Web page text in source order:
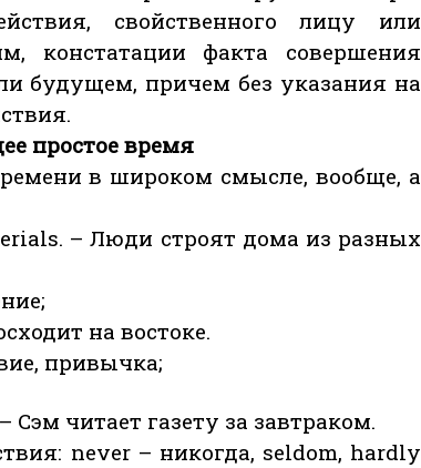
свойственного лицу или
констатации факта совершения
будущем, причем без указания на
простое время
в широком смысле, вообще, а
– Люди строят дома из разных
на востоке.
привычка;
Сэм читает газету за завтраком.
never – никогда, seldom, hardly